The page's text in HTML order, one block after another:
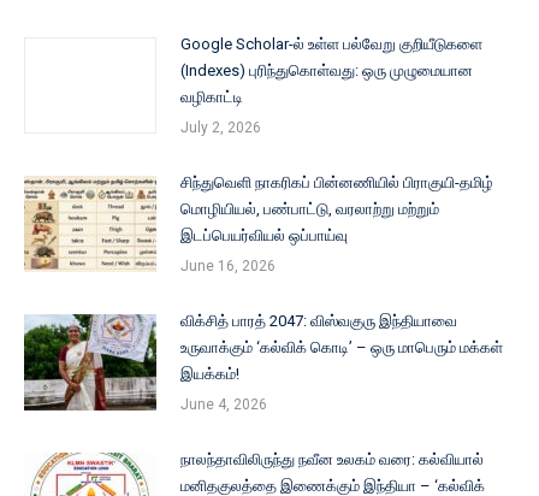
Google Scholar-ல் உள்ள பல்வேறு குறியீடுகளை
(Indexes) புரிந்துகொள்வது: ஒரு முழுமையான
வழிகாட்டி
July 2, 2026
சிந்துவெளி நாகரிகப் பின்னணியில் பிராகுயி-தமிழ்
மொழியியல், பண்பாட்டு, வரலாற்று மற்றும்
இடப்பெயர்வியல் ஒப்பாய்வு
June 16, 2026
விக்சித் பாரத் 2047: விஸ்வகுரு இந்தியாவை
உருவாக்கும் ‘கல்விக் கொடி’ – ஒரு மாபெரும் மக்கள்
இயக்கம்!
June 4, 2026
நாலந்தாவிலிருந்து நவீன உலகம் வரை: கல்வியால்
மனிதகுலத்தை இணைக்கும் இந்தியா – ‘கல்விக்